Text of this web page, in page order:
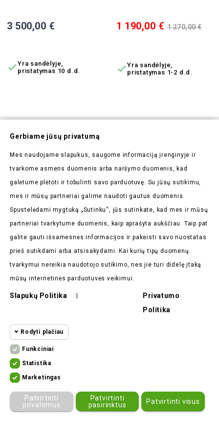
Kaina
3 500,00 €
 Yra sandėlyje,
pristatymas 10 d.d.
Kaina
1 190,00 € Bazinė
kaina
1 270,00 €
 Yra sandėlyje,
pristatymas 1-2 d.d.
Prenumeruokite Mūsų
Naujienlaiškį
Pirmieji sužinokite apie mūsų naujienas bei taikomas
Parduotuvės Informacija
Prekės
Gerbiame jūsų privatumą
Mes naudojame slapukus, saugome informaciją įrenginyje ir
tvarkome asmens duomenis arba naršymo duomenis, kad
galėtume plėtoti ir tobulinti savo parduotuvę. Su jūsų sutikimu,
mes ir mūsų partneriai galime naudoti gautus duomenis.
Spustelėdami mygtuką „Sutinku“, jūs sutinkate, kad mes ir mūsų
partneriai tvarkytume duomenis, kaip aprašyta aukščiau. Taip pat
galite gauti išsamesnės informacijos ir pakeisti savo nuostatas
prieš sutikdami arba atsisakydami. Kai kurių tipų duomenų
tvarkymui nereikia naudotojo sutikimo, nes jie turi didelę įtaką
mūsų internetinės parduotuvės veikimui.
Slapukų Politika
Privatumo
Politika
Rodyti plačiau
pagrindinės funkcijos. Be šių slapukų
Statistikos
slapukai
Marketingo
slapukai
Funkciniai
Statistika
Marketingas
Patvirtinti
privalomus
Patvirtinti
pasirinktus
Patvirtinti visus